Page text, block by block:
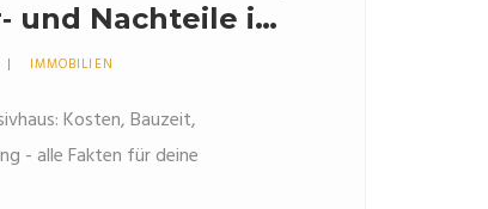
und Nachteile im
IMMOBILIEN
Kosten, Bauzeit,
- alle Fakten für deine